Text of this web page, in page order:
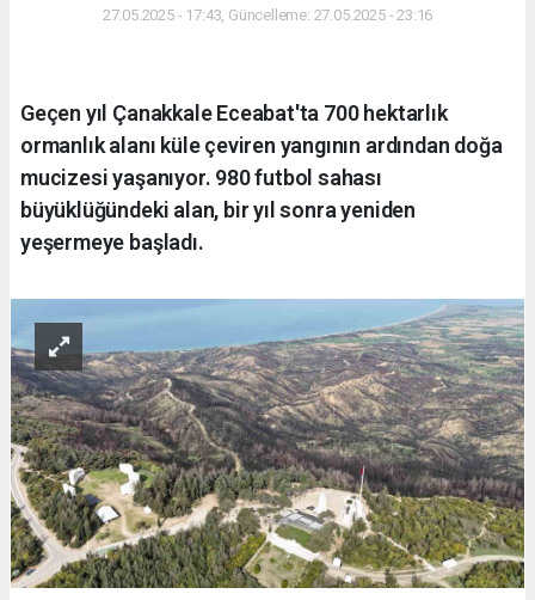
27.05.2025 - 17:43, Güncelleme: 27.05.2025 - 23:16
Geçen yıl Çanakkale Eceabat'ta 700 hektarlık
ormanlık alanı küle çeviren yangının ardından doğa
mucizesi yaşanıyor. 980 futbol sahası
büyüklüğündeki alan, bir yıl sonra yeniden
yeşermeye başladı.